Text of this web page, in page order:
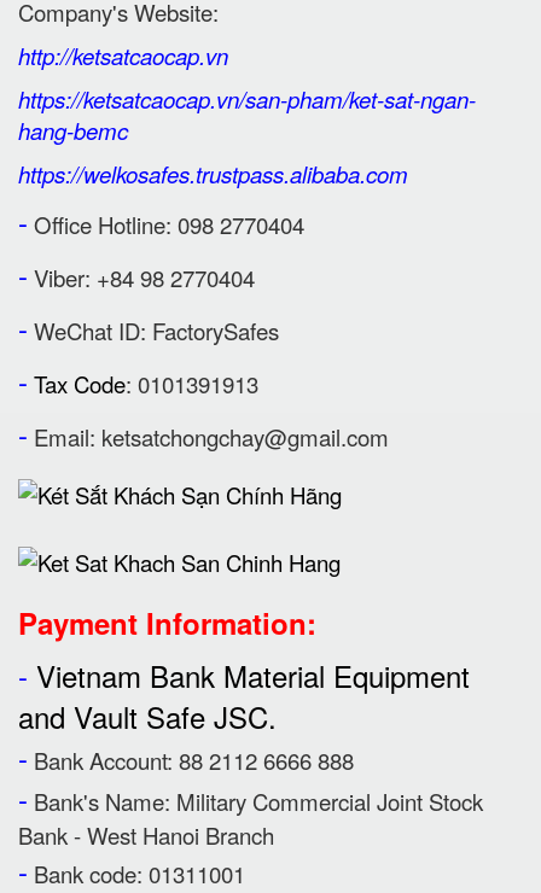
Company's Website:
http://ketsatcaocap.vn
https://ketsatcaocap.vn/san-pham/ket-sat-ngan-
hang-bemc
https://welkosafes.trustpass.alibaba.com
- Office Hotline: 098 2770404
- Viber: +84 98 2770404
- WeChat ID: FactorySafes
- Tax Code: 0101391913
- Email: ketsatchongchay@gmail.com
Payment Information:
- Vietnam Bank Material Equipment
and Vault Safe JSC.
- Bank Account: 88 2112 6666 888
- Bank's Name: Military Commercial Joint Stock
Bank - West Hanoi Branch
- Bank code: 01311001